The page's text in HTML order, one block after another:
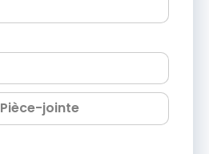
Pièce-jointe